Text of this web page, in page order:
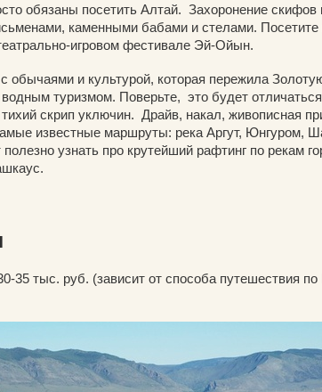
обязаны посетить Алтай. Захоронение
каменными бабами и стелами. Посетите
игровом фестивале Эй-Ойын.
обычаями и культурой, которая пережила
водным туризмом. Поверьте, это будет
скрип уключин. Драйв, накал, живописная
известные маршруты: река Аргут, Юнгуром,
узнать про крутейший рафтинг по рекам
35 тыс. руб. (зависит от способа путешествия